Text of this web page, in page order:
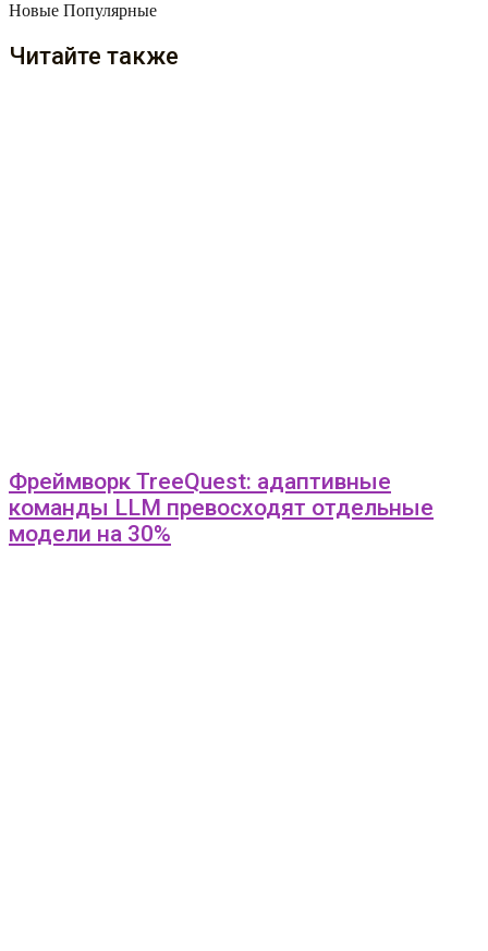
Новые Популярные
Читайте также
Фреймворк TreeQuest: адаптивные
команды LLM превосходят отдельные
модели на 30%